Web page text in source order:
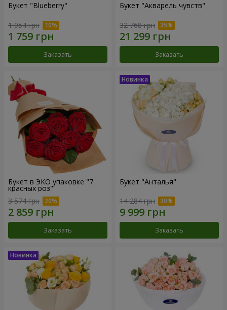
Букет "Blueberry"
1 954 грн
Заказать
Букет "Акварель чувств"
32 768 грн
Заказать
Букет в ЭКО упаковке "7
красных роз"
3 574 грн
Заказать
Букет "Анталья"
14 284 грн
Заказать